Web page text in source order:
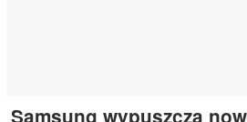
Samsung wypuszcza